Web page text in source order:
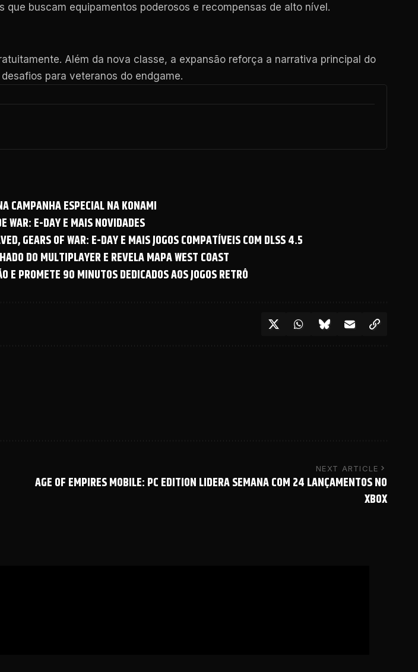
buscam equipamentos poderosos e recompensas de alto nível.
Além da nova classe, a expansão reforça a narrativa principal do
para veteranos do endgame.
CAMPANHA ESPECIAL NA KONAMI
WAR: E-DAY E MAIS NOVIDADES
GEARS OF WAR: E-DAY E MAIS JOGOS COMPATÍVEIS COM DLSS 4.5
DO MULTIPLAYER E REVELA MAPA WEST COAST
PROMETE 90 MINUTOS DEDICADOS AOS JOGOS RETRÔ
NEXT ARTICLE
AGE OF EMPIRES MOBILE: PC EDITION LIDERA SEMANA COM 24 LANÇAMENTOS NO
XBOX